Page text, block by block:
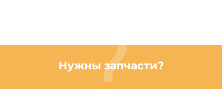
Нужны запчасти?